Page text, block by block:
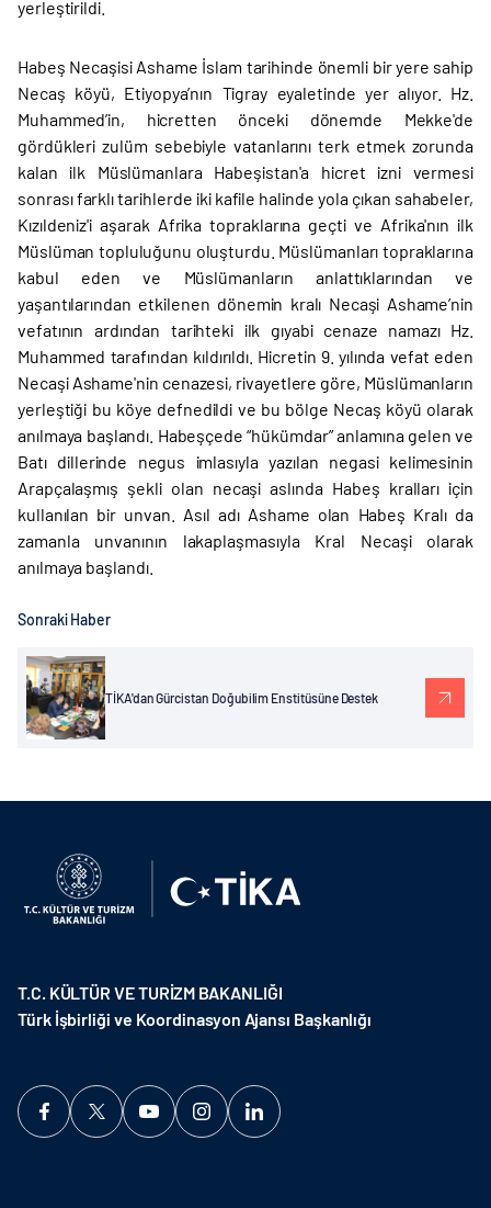
yerleştirildi.
Habeş Necaşisi Ashame İslam tarihinde önemli bir yere sahip
Necaş köyü, Etiyopya’nın Tigray eyaletinde yer alıyor. Hz.
Muhammed’in, hicretten önceki dönemde Mekke'de
gördükleri zulüm sebebiyle vatanlarını terk etmek zorunda
kalan ilk Müslümanlara Habeşistan'a hicret izni vermesi
sonrası farklı tarihlerde iki kafile halinde yola çıkan sahabeler,
Kızıldeniz'i aşarak Afrika topraklarına geçti ve Afrika'nın ilk
Müslüman topluluğunu oluşturdu. Müslümanları topraklarına
kabul eden ve Müslümanların anlattıklarından ve
yaşantılarından etkilenen dönemin kralı Necaşi Ashame’nin
vefatının ardından tarihteki ilk gıyabi cenaze namazı Hz.
Muhammed tarafından kıldırıldı. Hicretin 9. yılında vefat eden
Necaşi Ashame'nin cenazesi, rivayetlere göre, Müslümanların
yerleştiği bu köye defnedildi ve bu bölge Necaş köyü olarak
anılmaya başlandı. Habeşçede “hükümdar” anlamına gelen ve
Batı dillerinde negus imlasıyla yazılan negasi kelimesinin
Arapçalaşmış şekli olan necaşi aslında Habeş kralları için
kullanılan bir unvan. Asıl adı Ashame olan Habeş Kralı da
zamanla unvanının lakaplaşmasıyla Kral Necaşi olarak
anılmaya başlandı.
Sonraki Haber
TİKA'dan Gürcistan Doğubilim Enstitüsüne Destek
T.C. KÜLTÜR VE TURİZM BAKANLIĞI
Türk İşbirliği ve Koordinasyon Ajansı Başkanlığı